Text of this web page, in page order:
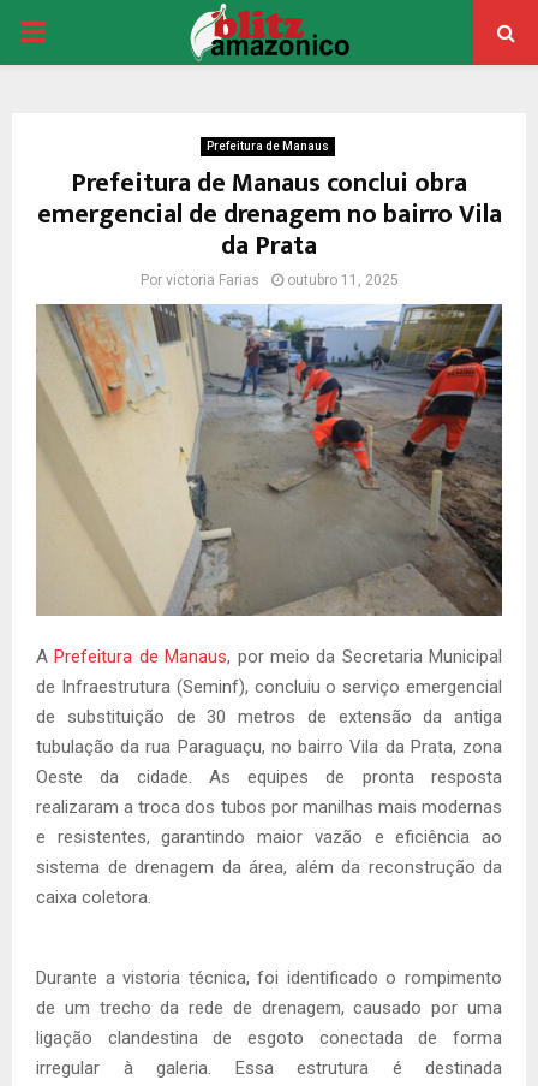
PRIMARY
Prefeitura de Manaus
Prefeitura de Manaus conclui obra
emergencial de drenagem no bairro Vila
da Prata
Por victoria Farias outubro 11, 2025
APrefeitura de Manaus, por meio da Secretaria Municipal
de Infraestrutura (Seminf), concluiu o serviço emergencial
de substituição de 30 metros de extensão da antiga
tubulação da rua Paraguaçu, no bairro Vila da Prata, zona
Oeste da cidade. As equipes de pronta resposta
realizaram a troca dos tubos por manilhas mais modernas
e resistentes, garantindo maior vazão e eficiência ao
sistema de drenagem da área, além da reconstrução da
caixa coletora.
Durante a vistoria técnica, foi identificado o rompimento
de um trecho da rede de drenagem, causado por uma
ligação clandestina de esgoto conectada de forma
irregular à galeria. Essa estrutura é destinada